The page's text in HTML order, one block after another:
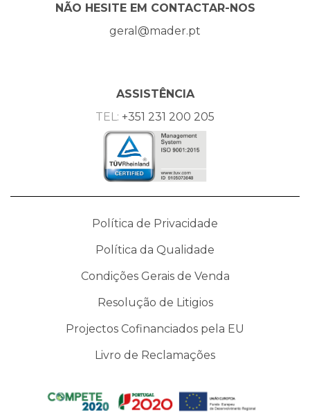
NÃO HESITE EM CONTACTAR-NOS
geral@mader.pt
ASSISTÊNCIA
TEL: +351 231 200 205
Política de Privacidade
Política da Qualidade
Condições Gerais de Venda
Resolução de Litigios
Projectos Cofinanciados pela EU
Livro de Reclamações